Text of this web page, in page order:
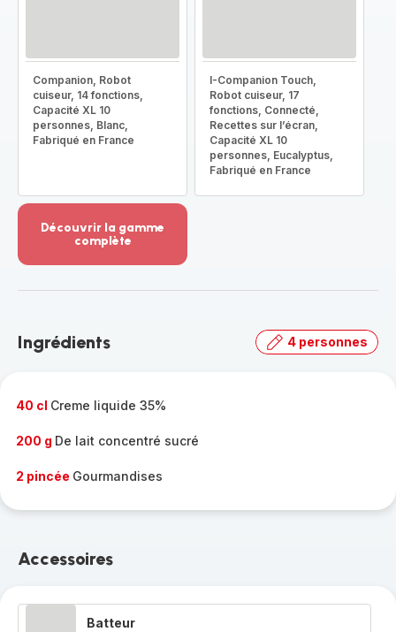
Companion, Robot
cuiseur, 14 fonctions,
Capacité XL 10
personnes, Blanc,
Fabriqué en France
I-Companion Touch,
Robot cuiseur, 17
fonctions, Connecté,
Recettes sur l’écran,
Capacité XL 10
personnes, Eucalyptus,
Fabriqué en France
Découvrir la gamme
complète
-
gamme
Ingrédients 4 personnes
40 cl Creme liquide 35%
200 g De lait concentré sucré
2 pincée Gourmandises
Accessoires
Batteur